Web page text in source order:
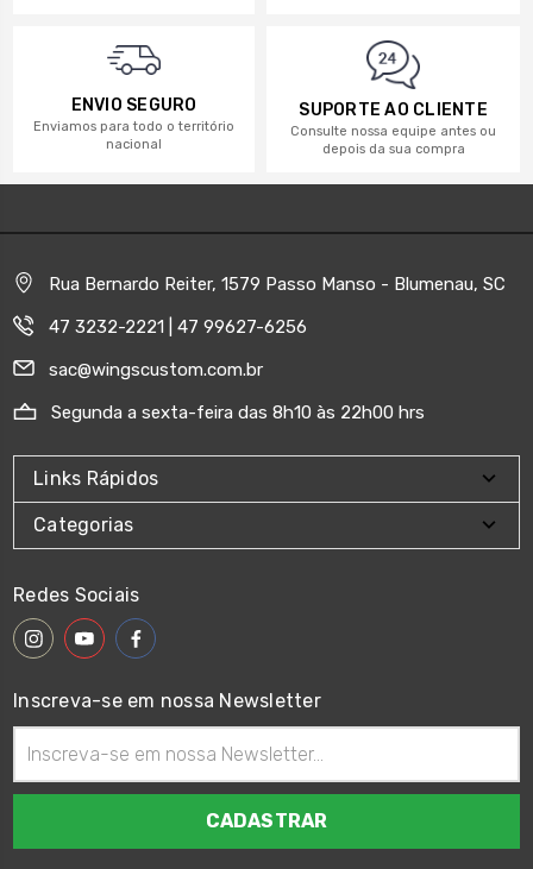
ENVIO SEGURO
Enviamos para todo o território
nacional
SUPORTE AO CLIENTE
Consulte nossa equipe antes ou
depois da sua compra
Rua Bernardo Reiter, 1579 Passo Manso - Blumenau, SC
47 3232-2221 | 47 99627-6256
sac@wingscustom.com.br
Segunda a sexta-feira das 8h10 às 22h00 hrs
Links Rápidos
Categorias
Redes Sociais
Inscreva-se em nossa Newsletter
de
email